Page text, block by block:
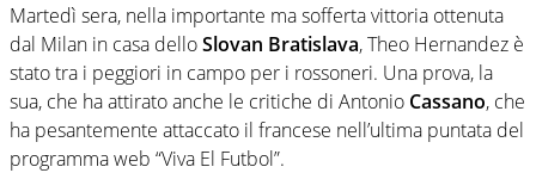
Martedì sera, nella importante ma sofferta vittoria ottenuta
dal Milan in casa delloSlovan Bratislava, Theo Hernandez è
stato tra i peggiori in campo per i rossoneri. Una prova, la
sua, che ha attirato anche le critiche di Antonio Cassano, che
ha pesantemente attaccato il francese nell’ultima puntata del
programma web “Viva El Futbol”.